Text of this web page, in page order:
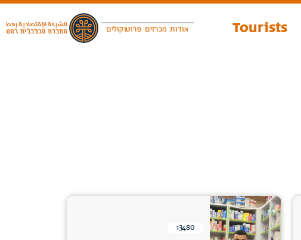
Tourists אודות מכרזים פרוטוקולים
13480